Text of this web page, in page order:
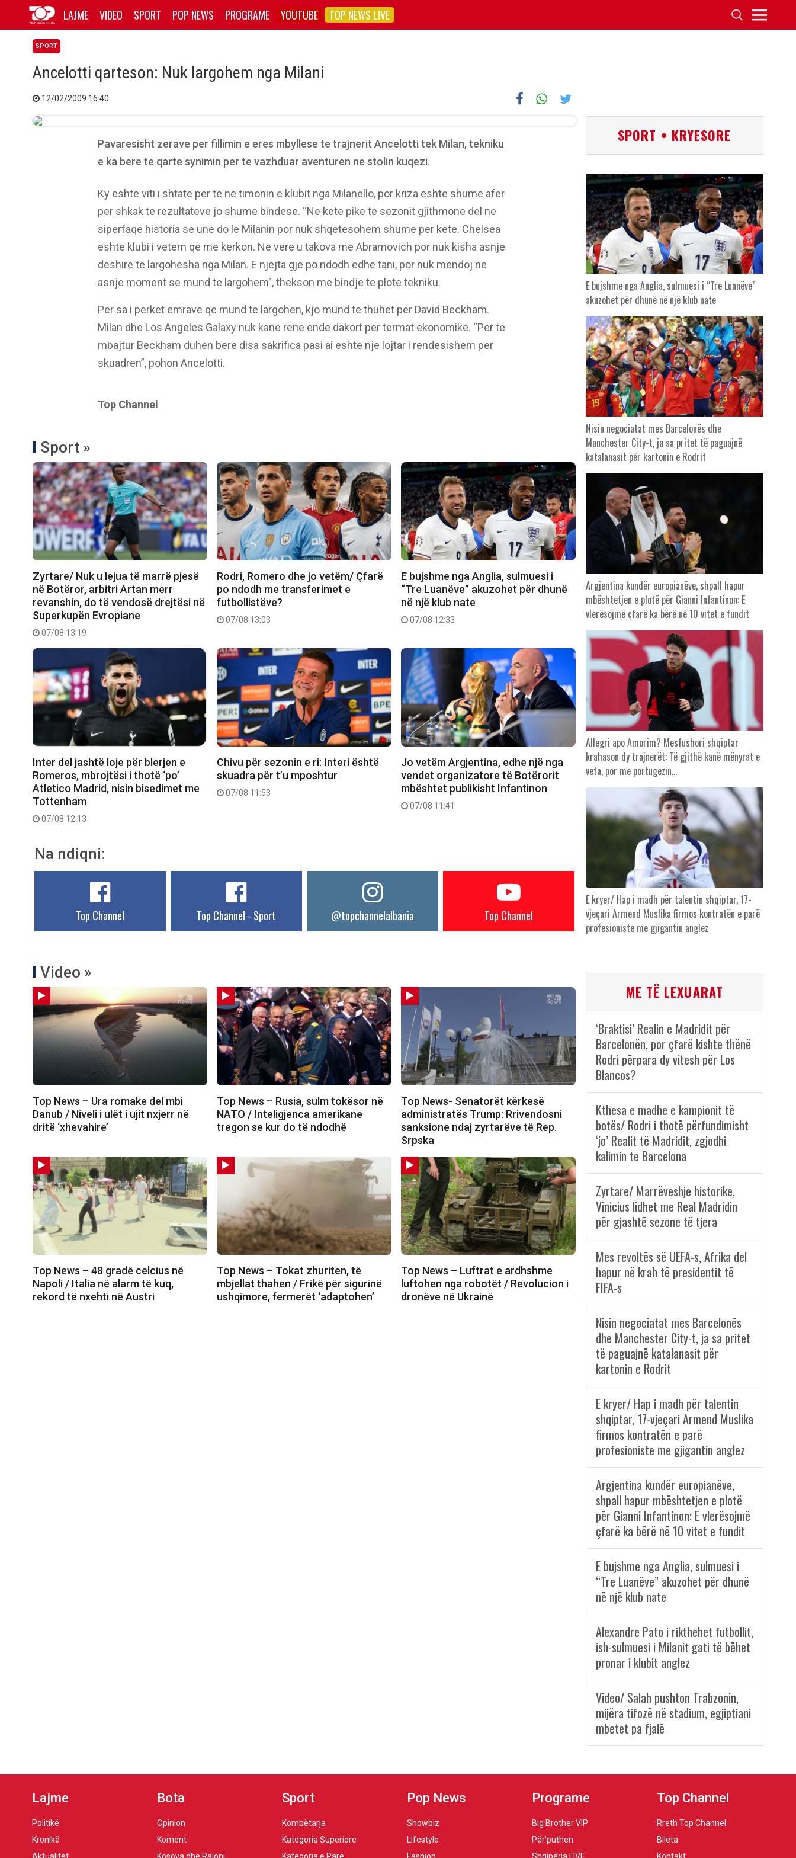
LAJME VIDEO SPORT POP NEWS PROGRAME YOUTUBE TOP NEWS LIVE
SPORT
Ancelotti qarteson: Nuk largohem nga Milani
12/02/2009 16:40
Pavaresisht zerave per fillimin e eres mbyllese te trajnerit Ancelotti tek Milan, tekniku
e ka bere te qarte synimin per te vazhduar aventuren ne stolin kuqezi.
Ky eshte viti i shtate per te ne timonin e klubit nga Milanello, por kriza eshte shume afer
per shkak te rezultateve jo shume bindese. “Ne kete pike te sezonit gjithmone del ne
siperfaqe historia se une do le Milanin por nuk shqetesohem shume per kete. Chelsea
eshte klubi i vetem qe me kerkon. Ne vere u takova me Abramovich por nuk kisha asnje
deshire te largohesha nga Milan. E njejta gje po ndodh edhe tani, por nuk mendoj ne
asnje moment se mund te largohem”, thekson me bindje te plote tekniku.
Per sa i perket emrave qe mund te largohen, kjo mund te thuhet per David Beckham.
Milan dhe Los Angeles Galaxy nuk kane rene ende dakort per termat ekonomike. “Per te
mbajtur Beckham duhen bere disa sakrifica pasi ai eshte nje lojtar i rendesishem per
skuadren”, pohon Ancelotti.
Top Channel
Sport »
Zyrtare/ Nuk u lejua të marrë pjesë
në Botëror, arbitri Artan merr
revanshin, do të vendosë drejtësi në
Superkupën Evropiane
07/08 13:19
Rodri, Romero dhe jo vetëm/ Çfarë
po ndodh me transferimet e
futbollistëve?
07/08 13:03
E bujshme nga Anglia, sulmuesi i
“Tre Luanëve” akuzohet për dhunë
në një klub nate
07/08 12:33
Inter del jashtë loje për blerjen e
Romeros, mbrojtësi i thotë ‘po’
Atletico Madrid, nisin bisedimet me
Tottenham
07/08 12:13
Chivu për sezonin e ri: Interi është
skuadra për t’u mposhtur
07/08 11:53
Jo vetëm Argjentina, edhe një nga
vendet organizatore të Botërorit
mbështet publikisht Infantinon
07/08 11:41
Na ndiqni:
Top Channel Top Channel - Sport @topchannelalbania Top Channel
Video »
Top News – Ura romake del mbi
Danub / Niveli i ulët i ujit nxjerr në
dritë ‘xhevahire’
Top News – Rusia, sulm tokësor në
NATO / Inteligjenca amerikane
tregon se kur do të ndodhë
Top News- Senatorët kërkesë
administratës Trump: Rrivendosni
sanksione ndaj zyrtarëve të Rep.
Srpska
Top News – 48 gradë celcius në
Napoli / Italia në alarm të kuq,
rekord të nxehti në Austri
Top News – Tokat zhuriten, të
mbjellat thahen / Frikë për sigurinë
ushqimore, fermerët ‘adaptohen’
Top News – Luftrat e ardhshme
luftohen nga robotët / Revolucion i
dronëve në Ukrainë
SPORT • KRYESORE
E bujshme nga Anglia, sulmuesi i “Tre Luanëve”
akuzohet për dhunë në një klub nate
Nisin negociatat mes Barcelonës dhe
Manchester City-t, ja sa pritet të paguajnë
katalanasit për kartonin e Rodrit
Argjentina kundër europianëve, shpall hapur
mbështetjen e plotë për Gianni Infantinon: E
vlerësojmë çfarë ka bërë në 10 vitet e fundit
Allegri apo Amorim? Mesfushori shqiptar
krahason dy trajnerët: Të gjithë kanë mënyrat e
veta, por me portugezin…
E kryer/ Hap i madh për talentin shqiptar, 17-
vjeçari Armend Muslika firmos kontratën e parë
profesioniste me gjigantin anglez
ME TË LEXUARAT
‘Braktisi’ Realin e Madridit për
Barcelonën, por çfarë kishte thënë
Rodri përpara dy vitesh për Los
Blancos?
Kthesa e madhe e kampionit të
botës/ Rodri i thotë përfundimisht
‘jo’ Realit të Madridit, zgjodhi
kalimin te Barcelona
Zyrtare/ Marrëveshje historike,
Vinicius lidhet me Real Madridin
për gjashtë sezone të tjera
Mes revoltës së UEFA-s, Afrika del
hapur në krah të presidentit të
FIFA-s
Nisin negociatat mes Barcelonës
dhe Manchester City-t, ja sa pritet
të paguajnë katalanasit për
kartonin e Rodrit
E kryer/ Hap i madh për talentin
shqiptar, 17-vjeçari Armend Muslika
firmos kontratën e parë
profesioniste me gjigantin anglez
Argjentina kundër europianëve,
shpall hapur mbështetjen e plotë
për Gianni Infantinon: E vlerësojmë
çfarë ka bërë në 10 vitet e fundit
E bujshme nga Anglia, sulmuesi i
“Tre Luanëve” akuzohet për dhunë
në një klub nate
Alexandre Pato i rikthehet futbollit,
ish-sulmuesi i Milanit gati të bëhet
pronar i klubit anglez
Video/ Salah pushton Trabzonin,
mijëra tifozë në stadium, egjiptiani
mbetet pa fjalë
Lajme
Politikë
Kronikë
Bota
Opinion
Koment
Sport
Kombëtarja
Kategoria Superiore
Pop News
Showbiz
Lifestyle
Programe
Big Brother VIP
Për’puthen
Top Channel
Rreth Top Channel
Bileta